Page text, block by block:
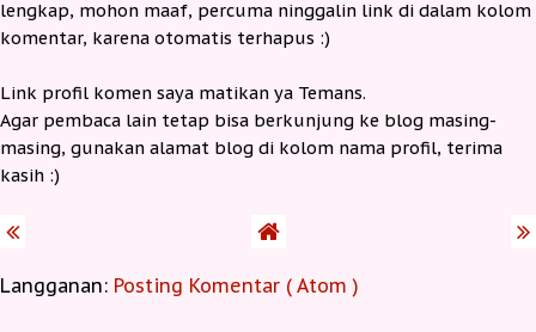
lengkap, mohon maaf, percuma ninggalin link di dalam kolom
komentar, karena otomatis terhapus :)
Link profil komen saya matikan ya Temans.
Agar pembaca lain tetap bisa berkunjung ke blog masing-
masing, gunakan alamat blog di kolom nama profil, terima
kasih :)
Langganan: Posting Komentar ( Atom )